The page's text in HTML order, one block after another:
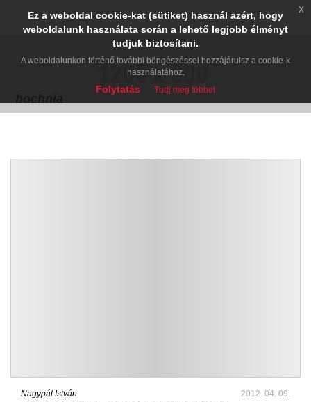
Nagypál István 2012. 04. 09.
Ez a weboldal cookie-kat (sütiket) használ azért, hogy
weboldalunk használata során a lehető legjobb élményt
tudjuk biztosítani.
A weboldalunkon történő további böngészéssel hozzájárulsz a cookie-k
használatához.
Folytatás Tudj meg többet
x